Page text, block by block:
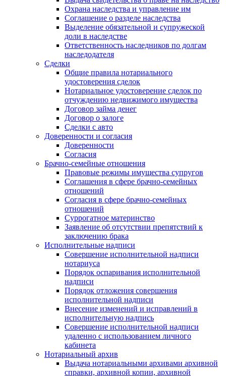
Охрана наследства и управление им
Соглашение о разделе наследства
Выделение обязательной и супружеской
доли в наследстве
Ответственность наследников по долгам
наследодателя
Сделки
Общие правила нотариального
удостоверения сделок
Нотариальное удостоверение сделок по
отчуждению недвижимого имущества
Договор займа денег
Договор о залоге
Сделки с авто
Доверенности и согласия
Доверенности
Согласия
Брачно-семейные отношения
Правовые режимы имущества супругов
Соглашения в сфере брачно-семейных
отношений
Согласия в сфере брачно-семейных
отношений
Суррогатное материнство
Заявление об отсутствии препятствий к
заключению брака
Исполнительные надписи
Совершение исполнительной надписи
нотариуса
Порядок оспаривания исполнительной
надписи
Порядок отложения совершения
исполнительной надписи
Внесение изменений и исправлений в
исполнительную надпись
Совершение исполнительной надписи
удаленно с использованием личного
кабинета
Нотариальный архив
Выдача нотариальными архивами архивной
справки, архивной копии, архивной